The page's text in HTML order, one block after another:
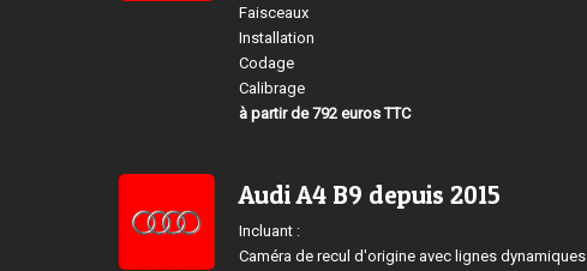
Faisceaux
Installation
Codage
Calibrage
à partir de 792 euros TTC
Audi A4 B9 depuis 2015
Incluant :
Caméra de recul d'origine avec lignes dynamiques